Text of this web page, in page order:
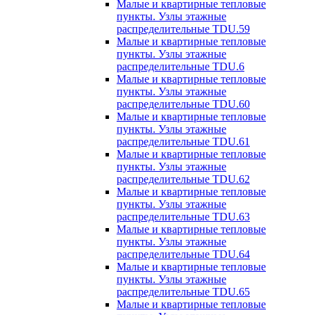
Малые и квартирные тепловые
пункты. Узлы этажные
распределительные TDU.59
Малые и квартирные тепловые
пункты. Узлы этажные
распределительные TDU.6
Малые и квартирные тепловые
пункты. Узлы этажные
распределительные TDU.60
Малые и квартирные тепловые
пункты. Узлы этажные
распределительные TDU.61
Малые и квартирные тепловые
пункты. Узлы этажные
распределительные TDU.62
Малые и квартирные тепловые
пункты. Узлы этажные
распределительные TDU.63
Малые и квартирные тепловые
пункты. Узлы этажные
распределительные TDU.64
Малые и квартирные тепловые
пункты. Узлы этажные
распределительные TDU.65
Малые и квартирные тепловые